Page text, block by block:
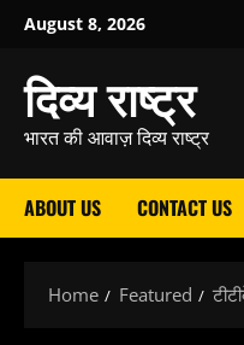
Skip
content
August 8, 2026
दिव्य राष्ट्र
भारत की आवाज़ दिव्य राष्ट्र
ABOUT US CONTACT US
Home Featured